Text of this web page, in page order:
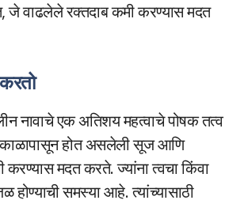
वाढलेले रक्तदाब कमी करण्यास मदत
नावाचे एक अतिशय महत्वाचे पोषक तत्व
होत असलेली सूज आणि
मदत करते. ज्यांना त्वचा किंवा
होण्याची समस्या आहे. त्यांच्यासाठी